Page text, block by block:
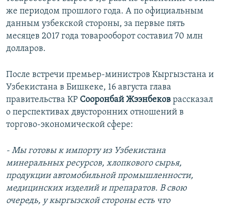
же периодом прошлого года. А по официальным
данным узбекской стороны, за первые пять
месяцев 2017 года товарооборот составил 70 млн
долларов.
После встречи премьер-министров Кыргызстана и
Узбекистана в Бишкеке, 16 августа глава
правительства КР Сооронбай Жээнбеков рассказал
о перспективах двусторонних отношений в
торгово-экономической сфере:
- Мы готовы к импорту из Узбекистана
минеральных ресурсов, хлопкового сырья,
продукции автомобильной промышленности,
медицинских изделий и препаратов. В свою
очередь, у кыргызской стороны есть что